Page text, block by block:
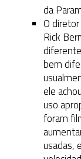
da
O
Rick
bem
ele
uso
foram
usadas,